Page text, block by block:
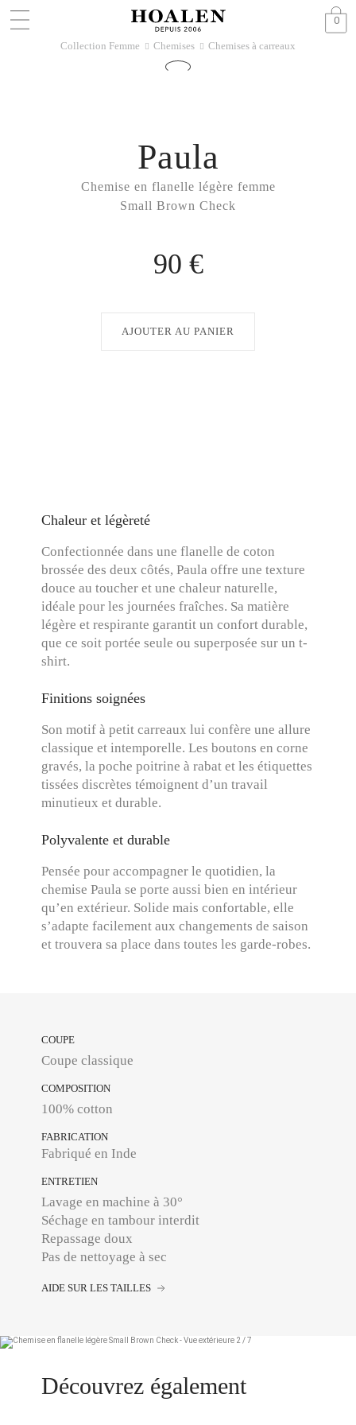
0
Collection Femme 􀆊 Chemises 􀆊 Chemises à carreaux
Chemise en flanelle légère femme
Small Brown Check
Paula
90 €
AJOUTER AU PANIER
Chaleur et légèreté
Confectionnée dans une flanelle de coton
brossée des deux côtés, Paula offre une texture
douce au toucher et une chaleur naturelle,
idéale pour les journées fraîches. Sa matière
légère et respirante garantit un confort durable,
que ce soit portée seule ou superposée sur un t-
shirt.
Finitions soignées
Son motif à petit carreaux lui confère une allure
classique et intemporelle. Les boutons en corne
gravés, la poche poitrine à rabat et les étiquettes
tissées discrètes témoignent d’un travail
minutieux et durable.
Polyvalente et durable
Pensée pour accompagner le quotidien, la
chemise Paula se porte aussi bien en intérieur
qu’en extérieur. Solide mais confortable, elle
s’adapte facilement aux changements de saison
et trouvera sa place dans toutes les garde-robes.
COUPE
Coupe classique
COMPOSITION
100% cotton
FABRICATION
Fabriqué en Inde
ENTRETIEN
Lavage en machine à 30°
Séchage en tambour interdit
Repassage doux
Pas de nettoyage à sec
AIDE SUR LES TAILLES
Découvrez également